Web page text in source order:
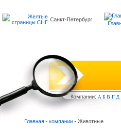
Санкт-Петербург
Компании: А Б В Г Д
Главная - компании - Животные